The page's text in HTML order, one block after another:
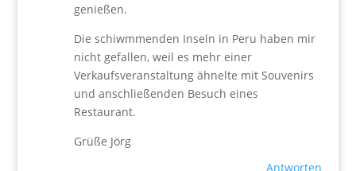
genießen.
Die schiwmmenden Inseln in Peru haben mir
nicht gefallen, weil es mehr einer
Verkaufsveranstaltung ähnelte mit Souvenirs
und anschließenden Besuch eines
Restaurant.
Grüße Jörg
Antworten